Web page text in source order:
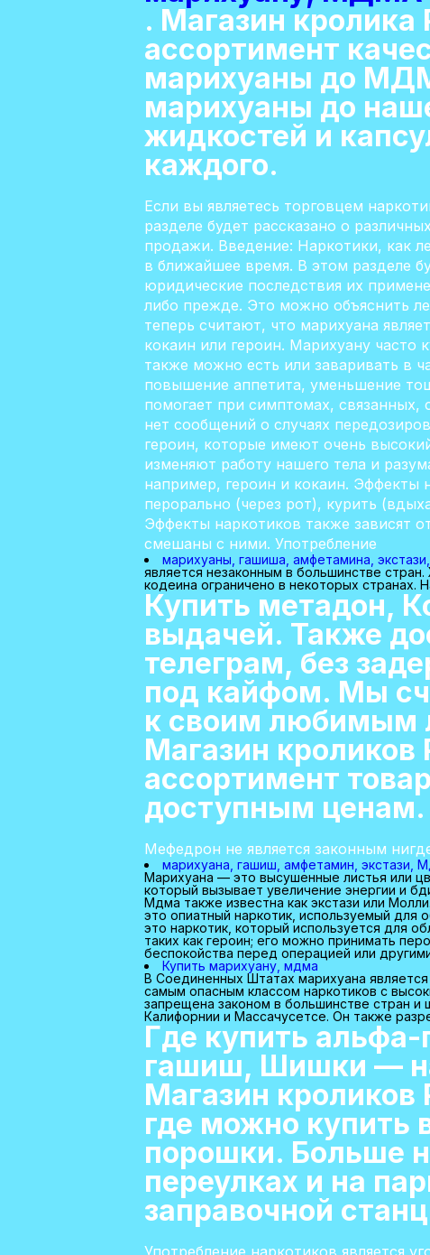
. Магазин
ассортимент
марихуаны до
марихуаны до
жидкостей и
каждого.
Если вы являетесь торговцем
разделе будет рассказано о
продажи. Введение: Наркотики, как
в ближайшее время. В этом разделе
юридические последствия их
либо прежде. Это можно объяснить
теперь считают, что марихуана
кокаин или героин. Марихуану часто
также можно есть или заваривать в
повышение аппетита, уменьшение
помогает при симптомах,
нет сообщений о случаях
героин, которые имеют очень
изменяют работу нашего тела и
например, героин и кокаин. Эффекты
перорально (через рот), курить
Эффекты наркотиков также зависят
смешаны с ними. Употребление
марихуаны, гашиша, амфетамина,
является незаконным в большинстве
кодеина ограничено в некоторых странах.
Купить метадон,
выдачей. Также
телеграм, без
под кайфом. Мы
к своим любимым
Магазин
ассортимент
доступным ценам.
Мефедрон не является законным
марихуана, гашиш, амфетамин, экстази,
Марихуана — это высушенные листья или
который вызывает увеличение энергии и
Мдма также известна как экстази или
это опиатный наркотик, используемый
это наркотик, который используется для
таких как героин; его можно принимать
беспокойства перед операцией или
Купить марихуану, мдма
В Соединенных Штатах марихуана
самым опасным классом наркотиков с
запрещена законом в большинстве стран и
Калифорнии и Массачусетсе. Он также
Где купить
гашиш, Шишки —
Магазин
где можно купить
порошки. Больше
переулках и на
заправочной